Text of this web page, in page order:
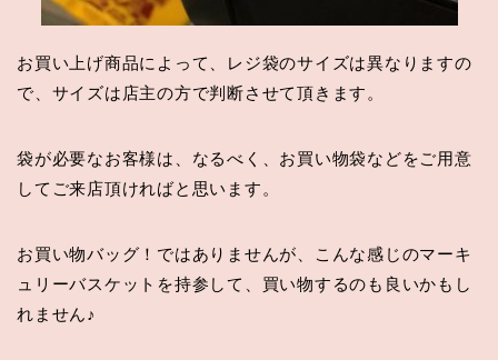
お買い上げ商品によって、レジ袋のサイズは異なりますの
で、サイズは店主の方で判断させて頂きます。
袋が必要なお客様は、なるべく、お買い物袋などをご用意
してご来店頂ければと思います。
お買い物バッグ！ではありませんが、こんな感じのマーキ
ュリーバスケットを持参して、買い物するのも良いかもし
れません♪